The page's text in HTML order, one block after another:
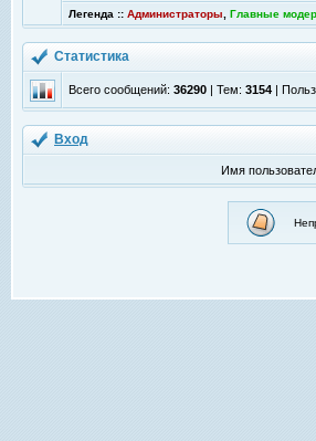
Легенда :: Администраторы Главные
Статистика
Всего сообщений: 36290 | Тем: 3154 |
Вход
Имя